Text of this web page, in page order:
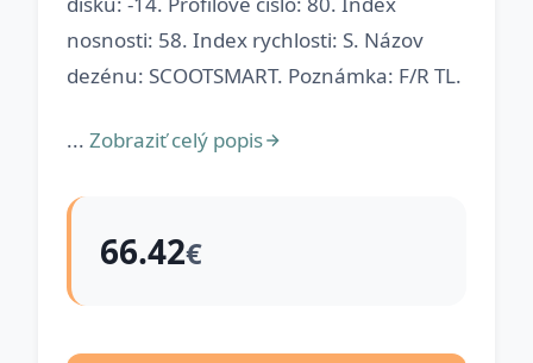
nosnosti: 58. Index rychlosti: S. Názov
dezénu: SCOOTSMART. Poznámka: F/R TL.
... Zobraziť celý popis
66.42€